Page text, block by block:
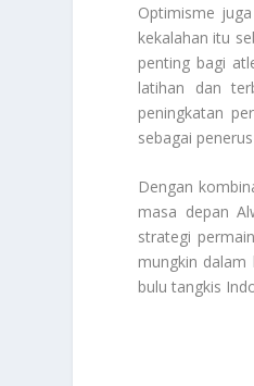
Optimisme
kekalahan itu
penting bagi
latihan dan
peningkatan
sebagai
Dengan
masa depan
strategi
mungkin
bulu tangkis